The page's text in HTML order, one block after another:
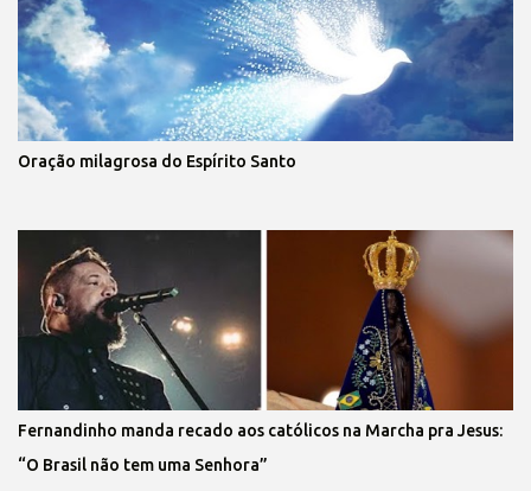
Oração milagrosa do Espírito Santo
Fernandinho manda recado aos católicos na Marcha pra Jesus:
“O Brasil não tem uma Senhora”